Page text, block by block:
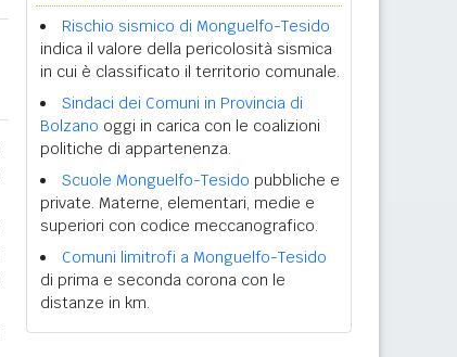
Rischio sismico di Monguelfo-Tesido
indica il valore della pericolosità sismica
in cui è classificato il territorio comunale.
Sindaci dei Comuni in Provincia di
Bolzano oggi in carica con le coalizioni
politiche di appartenenza.
Scuole Monguelfo-Tesido pubbliche e
private. Materne, elementari, medie e
superiori con codice meccanografico.
Comuni limitrofi a Monguelfo-Tesido
di prima e seconda corona con le
distanze in km.